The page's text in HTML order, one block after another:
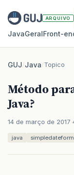
ARQUIVO
JavaGeral
GUJ/Java/Topico
Método
Java?
14 de março de 2017
java